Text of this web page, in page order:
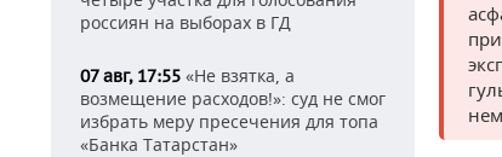
россиян на выборах в ГД
07 авг, 17:55 «Не взятка, а
возмещение расходов!»: суд не смог
избрать меру пресечения для топа
«Банка Татарстан»